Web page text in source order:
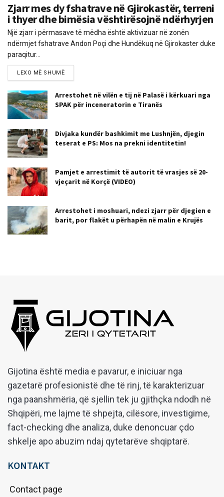
Zjarr mes dy fshatrave në Gjirokastër, terreni
i thyer dhe bimësia vështirësojnë ndërhyrjen
Një zjarr i përmasave të mëdha është aktivizuar në zonën
ndërmjet fshatrave Andon Poçi dhe Hundëkuq në Gjirokaster duke
paraqitur...
LEXO MË SHUMË
Arrestohet në vilën e tij në Palasë i kërkuari nga
SPAK për inceneratorin e Tiranës
Divjaka kundër bashkimit me Lushnjën, djegin
teserat e PS: Mos na prekni identitetin!
Pamjet e arrestimit të autorit të vrasjes së 20-
vjeçarit në Korçë (VIDEO)
Arrestohet i moshuari, ndezi zjarr për djegien e
barit, por flakët u përhapën në malin e Krujës
Gijotina është media e pavarur, e iniciuar nga
gazetarë profesionistë dhe të rinj, të karakterizuar
nga paanshmëria, që sjellin tek ju gjithçka ndodh në
Shqipëri, me lajme të shpejta, cilësore, investigime,
fact-checking dhe analiza, duke denoncuar çdo
shkelje apo abuzim ndaj qytetarëve shqiptarë.
KONTAKT
Contact page